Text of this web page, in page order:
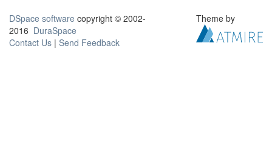
DSpace software copyright © 2002-
2016 DuraSpace
Contact Us | Send Feedback
Theme by